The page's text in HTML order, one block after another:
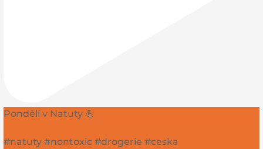
Pondělí v Natuty 💪
#natuty #nontoxic #drogerie #ceska